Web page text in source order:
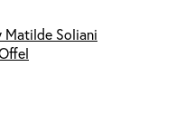
Matilde Soliani